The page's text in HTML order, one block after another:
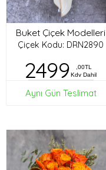
Buket Çiçek Modelleri
Çiçek Kodu: DRN2890
2499
,00TL
Kdv Dahil
Aynı Gün Teslimat